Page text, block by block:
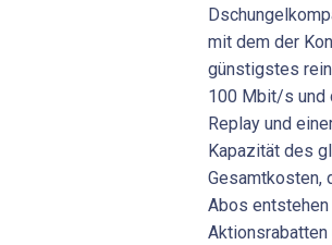
mit dem der
günstigstes
100 Mbit/s und
Replay und
Kapazität des
Gesamtkosten,
Abos
Aktionsrabatten